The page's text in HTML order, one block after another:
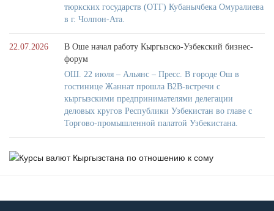
тюркских государств (ОТГ) Кубанычбека Омуралиева
в г. Чолпон-Ата.
22.07.2026
В Оше начал работу Кыргызско-Узбекский бизнес-
форум
ОШ. 22 июля – Альянс – Пресс. В городе Ош в
гостинице Жаннат прошла B2B-встречи с
кыргызскими предпринимателями делегации
деловых кругов Республики Узбекистан во главе с
Торгово-промышленной палатой Узбекистана.